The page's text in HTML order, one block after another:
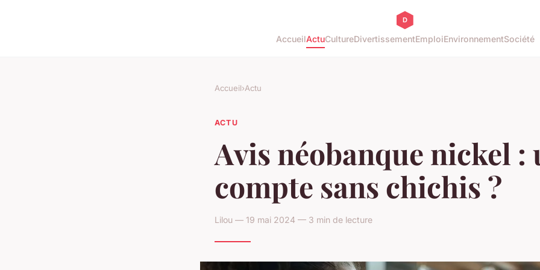
AccueilActuCultureDivertissementEmploiEnvironnementSociété
Accueil›Actu
ACTU
Avis néobanque nickel :
compte sans chichis ?
Lilou — 19 mai 2024 — 3 min de lecture